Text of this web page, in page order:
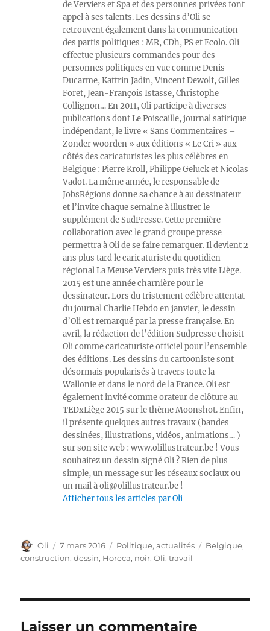
de Verviers et Spa et des personnes privées font
appel à ses talents. Les dessins d’Oli se
retrouvent également dans la communication
des partis politiques : MR, CDh, PS et Ecolo. Oli
effectue plusieurs commandes pour des
personnes politiques en vue comme Denis
Ducarme, Kattrin Jadin, Vincent Dewolf, Gilles
Foret, Jean-François Istasse, Christophe
Collignon… En 2011, Oli participe à diverses
publications dont Le Poiscaille, journal satirique
indépendant, le livre « Sans Commentaires –
Zonder woorden » aux éditions « Le Cri » aux
côtés des caricaturistes les plus célèbres en
Belgique : Pierre Kroll, Philippe Geluck et Nicolas
Vadot. La même année, le responsable de
JobsRégions donne sa chance à au dessinateur
et l’invite chaque semaine à illustrer le
supplément de SudPresse. Cette première
collaboration avec le grand groupe presse
permettra à Oli de se faire remarquer. Il devient 2
ans plus tard le caricaturiste du quotidien
régional La Meuse Verviers puis très vite Liège.
2015 est une année charnière pour le
dessinateur. Lors du tristement célèbre attentat
du journal Charlie Hebdo en janvier, le dessin
d’Oli est remarqué par la presse française. En
avril, la rédaction de l’édition Sudpresse choisit
Oli comme caricaturiste officiel pour l’ensemble
des éditions. Les dessins du cartooniste sont
désormais popularisés à travers toute la
Wallonie et dans le nord de la France. Oli est
également invité comme orateur de clôture au
TEDxLiège 2015 sur le thème Moonshot. Enfin,
il présente quelques autres travaux (bandes
dessinées, illustrations, vidéos, animations… )
sur son site web : www.olillustrateur.be ! Vous
souhaitez un dessin signé Oli ? Rien de plus
simple, un message sur les réseaux sociaux ou
un mail à oli@olillustrateur.be !
Afficher tous les articles par Oli
Auteur
Oli
Publié
le
7 mars 2016 Catégories
Politique, actualités Étiquettes
Belgique,
construction,dessin, Horeca, noir,Oli,travail
Laisser un commentaire